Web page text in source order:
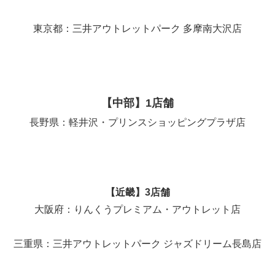
東京都：三井アウトレットパーク 多摩南大沢店
【中部】1店舗
長野県：軽井沢・プリンスショッピングプラザ店
【近畿】3店舗
大阪府：りんくうプレミアム・アウトレット店
三重県：三井アウトレットパーク ジャズドリーム長島店